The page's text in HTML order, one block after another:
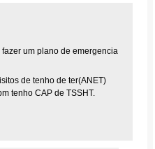
um plano de emergencia
de tenho de ter(ANET)
tenho CAP de TSSHT.